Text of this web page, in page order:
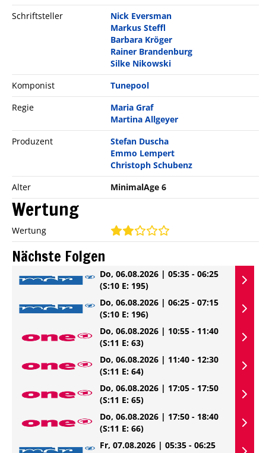
Schriftsteller
Nick Eversman
Markus Steffl
Barbara Kröger
Rainer Brandenburg
Silke Nikowski
Komponist
Tunepool
Regie
Maria Graf
Martina Allgeyer
Produzent
Stefan Duscha
Emmo Lempert
Christoph Schubenz
Alter
MinimalAge 6
Wertung
Wertung
Nächste Folgen
Do, 06.08.2026 | 05:35 - 06:25
(S:10 E: 195)
Do, 06.08.2026 | 06:25 - 07:15
(S:10 E: 196)
Do, 06.08.2026 | 10:55 - 11:40
(S:11 E: 63)
Do, 06.08.2026 | 11:40 - 12:30
(S:11 E: 64)
Do, 06.08.2026 | 17:05 - 17:50
(S:11 E: 65)
Do, 06.08.2026 | 17:50 - 18:40
(S:11 E: 66)
Fr, 07.08.2026 | 05:35 - 06:25